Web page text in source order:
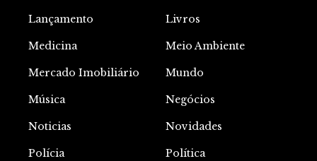
Lançamento Livros
Medicina Meio Ambiente
Mercado Imobiliário Mundo
Música Negócios
Noticias Novidades
Polícia Política